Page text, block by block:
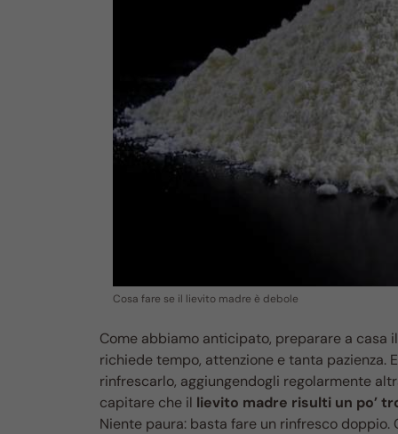
Cosa fare se il lievito madre è debole
Come abbiamo anticipato, preparare a casa il
richiede tempo, attenzione e tanta pazienza.
rinfrescarlo, aggiungendogli regolarmente
capitare che il lievito madre risulti un po’
Niente paura: basta fare un rinfresco